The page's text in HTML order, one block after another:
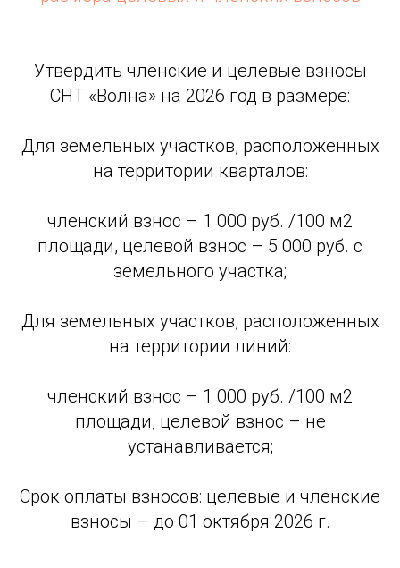
Утвердить членские и целевые взносы
СНТ «Волна» на 2026 год в размере:
Для земельных участков, расположенных
на территории кварталов:
членский взнос – 1 000 руб. /100 м2
площади, целевой взнос – 5 000 руб. с
земельного участка;
Для земельных участков, расположенных
на территории линий:
членский взнос – 1 000 руб. /100 м2
площади, целевой взнос – не
устанавливается;
Срок оплаты взносов: целевые и членские
взносы – до 01 октября 2026 г.